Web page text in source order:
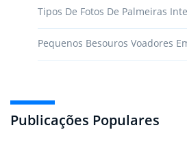
Tipos De Fotos De Palmeiras
Pequenos Besouros Voadores
Publicações Populares